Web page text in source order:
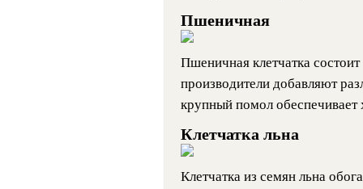
Пшеничная
Пшеничная клетчатка
производители добавляют
крупный помол
Клетчатка льна
Клетчатка из семян льна